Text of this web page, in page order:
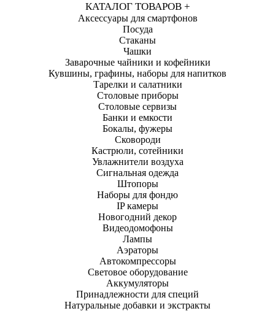
КАТАЛОГ ТОВАРОВ +
Аксессуары для смартфонов
Посуда
Стаканы
Чашки
Заварочные чайники и кофейники
Кувшины, графины, наборы для напитков
Тарелки и салатники
Столовые приборы
Столовые сервизы
Банки и емкости
Бокалы, фужеры
Сковороди
Кастрюли, сотейники
Увлажнители воздуха
Сигнальная одежда
Штопоры
Наборы для фондю
IP камеры
Новогодний декор
Видеодомофоны
Лампы
Аэраторы
Автокомпрессоры
Световое оборудование
Аккумуляторы
Принадлежности для специй
Натуральные добавки и экстракты